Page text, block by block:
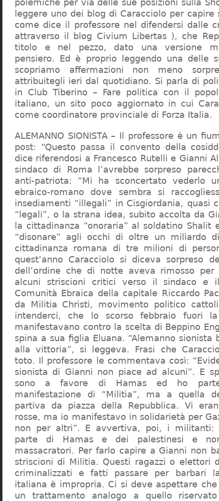
polemiche per via delle sue posizioni sulla
leggere uno dei blog di Caracciolo per
come dice il professore nel difendersi dalle
attraverso il blog Civium Libertas ), che
titolo e nel pezzo, dato una versione
pensiero. Ed è proprio leggendo una delle
scopriamo affermazioni non meno
attribuitegli ieri dal quotidiano. Si parla di
in Club Tiberino – Fare politica con il
italiano, un sito poco aggiornato in cui
come coordinatore provinciale di Forza Italia.
ALEMANNO SIONISTA – Il professore è un
post: “Questo passa il convento della
dice riferendosi a Francesco Rutelli e Gianni
sindaco di Roma l’avrebbe sorpreso
anti-patriota: “Mi ha sconcertato vederlo
ebraico-romano dove sembra si
insediamenti “illegali” in Cisgiordania, quasi
“legali”, o la strana idea, subito accolta da
la cittadinanza “onoraria” al soldatino Shalit
“disonare” agli occhi di oltre un miliardo
cittadinanza romana di tre milioni di
quest’anno Caracciolo si diceva sorpreso
dell’ordine che di notte aveva rimosso
alcuni striscioni critici verso il sindaco e
Comunità Ebraica della capitale Riccardo
da Militia Christi, movimento politico
intenderci, che lo scorso febbraio fuori
manifestavano contro la scelta di Beppino
spina a sua figlia Eluana. “Alemanno sionista
alla vittoria”, si leggeva. Frasi che
toto. Il professore le commentava così:
sionista di Gianni non piace ad alcuni”. E
sono a favore di Hamas ed ho
manifestazione di “Militia”, ma a quella
partiva da piazza della Repubblica. Vi
rosse, ma io manifestavo in solidarietà per
non per altri”. E avvertiva, poi, i militanti:
parte di Hamas e dei palestinesi e
massacratori. Per farlo capire a Gianni non
striscioni di Militia. Questi ragazzi o elettori
criminalizzati e fatti passare per barbari
italiana è impropria. Ci si deve aspettare
un trattamento analogo a quello